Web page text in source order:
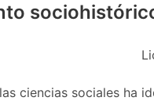
ciencias sociales ha